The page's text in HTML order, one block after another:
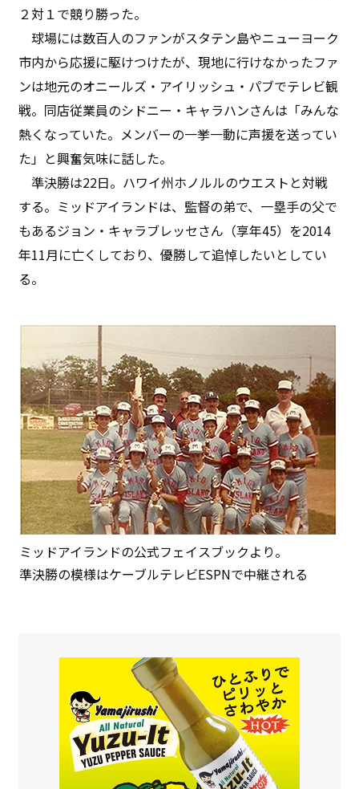
２対１で競り勝った。
球場には数百人のファンがスタテン島やニューヨーク
市内から応援に駆けつけたが、現地に行けなかったファ
ンは地元のオニールズ・アイリッシュ・パブでテレビ観
戦。同店従業員のシドニー・キャラハンさんは「みんな
熱くなっていた。メンバーの一挙一動に声援を送ってい
た」と興奮気味に話した。
準決勝は22日。ハワイ州ホノルルのウエストと対戦
する。ミッドアイランドは、監督の弟で、一塁手の父で
もあるジョン・キャラブレッセさん（享年45）を2014
年11月に亡くしており、優勝して追悼したいとしてい
る。
ミッドアイランドの公式フェイスブックより。
準決勝の模様はケーブルテレビESPNで中継される